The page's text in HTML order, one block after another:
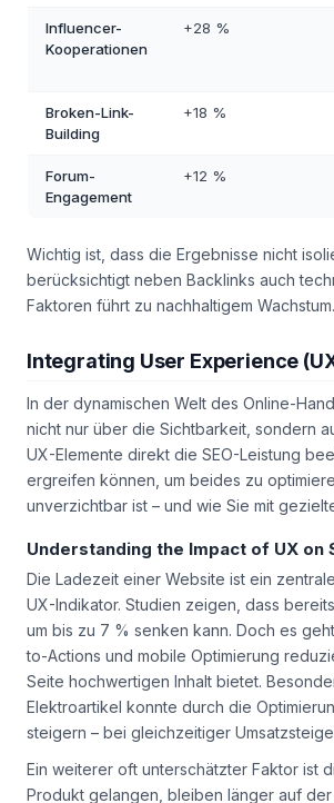
Building
Engagement
Wichtig ist, dass die Ergebnisse nicht
Faktoren führt zu nachhaltigem Wachstum.
Integrating User Experience
In der dynamischen Welt des Online-
nicht nur über die Sichtbarkeit, sondern
UX-Elemente direkt die SEO-Leistung
unverzichtbar ist – und wie Sie mit
Understanding the Impact of UX on
Die Ladezeit einer Website ist ein
UX-Indikator. Studien zeigen, dass
um bis zu 7 % senken kann. Doch es
to-Actions und mobile Optimierung
Seite hochwertigen Inhalt bietet.
Elektroartikel konnte durch die
steigern – bei gleichzeitiger